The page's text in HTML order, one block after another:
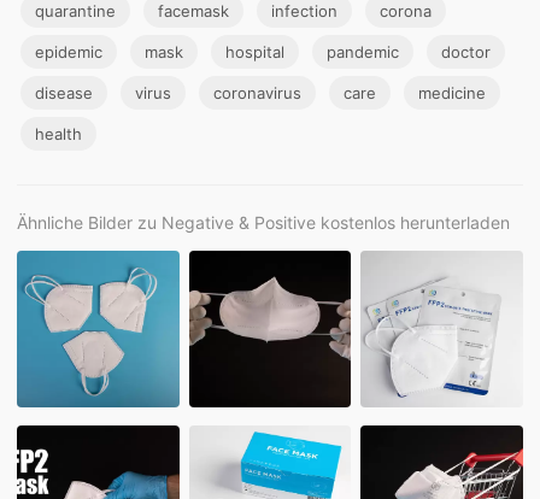
quarantine facemask infection corona
epidemic mask hospital pandemic doctor
disease virus coronavirus care medicine
health
Ähnliche Bilder zu Negative & Positive kostenlos herunterladen